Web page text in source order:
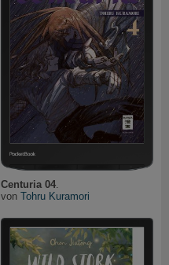
Centuria 04.
von Tohru Kuramori